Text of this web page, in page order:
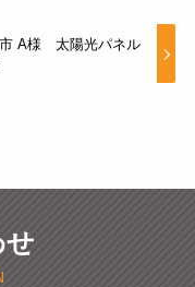
A様 太陽光パネル
せ